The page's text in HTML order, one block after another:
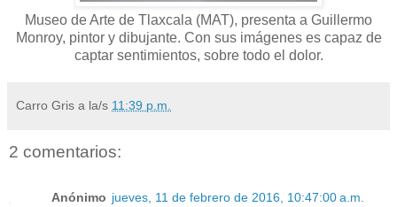
Museo de Arte de Tlaxcala (MAT), presenta a Guillermo
Monroy, pintor y dibujante. Con sus imágenes es capaz de
captar sentimientos, sobre todo el dolor.
Carro Gris a la/s 11:39 p.m.
2 comentarios:
Anónimo jueves, 11 de febrero de 2016, 10:47:00 a.m.